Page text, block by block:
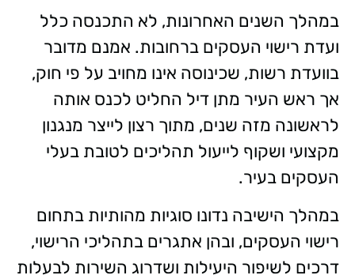
במהלך השנים האחרונות, לא התכנסה כלל
ועדת רישוי העסקים ברחובות. אמנם מדובר
בוועדת רשות, שכינוסה אינו מחויב על פי חוק,
אך ראש העיר מתן דיל החליט לכנס אותה
לראשונה מזה שנים, מתוך רצון לייצר מנגנון
מקצועי ושקוף לייעול תהליכים לטובת בעלי
העסקים בעיר.
במהלך הישיבה נדונו סוגיות מהותיות בתחום
רישוי העסקים, ובהן אתגרים בתהליכי הרישוי,
דרכים לשיפור היעילות ושדרוג השירות לבעלות